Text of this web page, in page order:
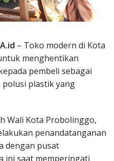
– Toko modern di Kota
menghentikan
pembeli sebagai
polusi plastik yang
Wali Kota Probolinggo,
penandatanganan
dengan pusat
ini saat memperingati